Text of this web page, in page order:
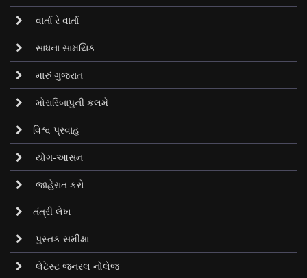
વાર્તા રે વાર્તા
સાધના સામયિક
મારું ગુજરાત
મોરારિબાપુની કલમે
વિશ્વ પ્રવાહ
યોગ-આસન
જાહેરાત કરો
તંત્રી લેખ
પુસ્તક સમીક્ષા
લેટેસ્ટ જનરલ નોલેજ